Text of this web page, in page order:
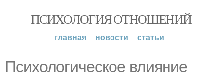
ПСИХОЛОГИЯ ОТНОШЕНИЙ
главная новости статьи
Психологическое влияние